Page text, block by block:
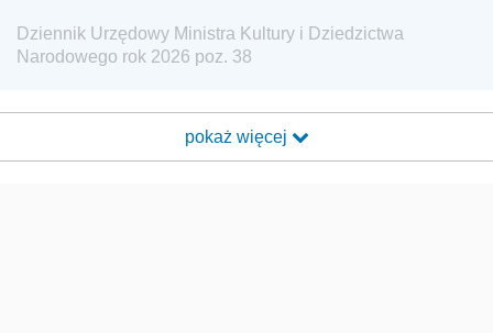
Dziennik Urzędowy Ministra Kultury i Dziedzictwa
Narodowego rok 2026 poz. 38
pokaż więcej